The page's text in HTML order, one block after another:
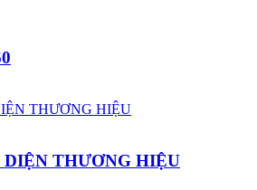
THƯƠNG HIỆU